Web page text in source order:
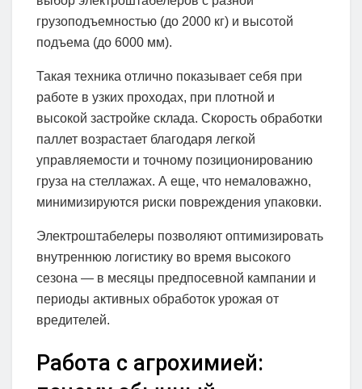
грузоподъемностью (до 2000 кг) и высотой
подъема (до 6000 мм).
Такая техника отлично показывает себя при
работе в узких проходах, при плотной и
высокой застройке склада. Скорость обработки
паллет возрастает благодаря легкой
управляемости и точному позиционированию
груза на стеллажах. А еще, что немаловажно,
минимизируются риски повреждения упаковки.
Электроштабелеры позволяют оптимизировать
внутреннюю логистику во время высокого
сезона — в месяцы предпосевной кампании и
периоды активных обработок урожая от
вредителей.
Работа с агрохимией: